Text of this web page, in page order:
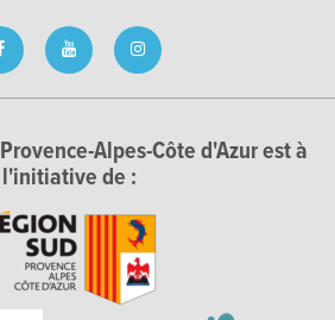
Alpes-Côte d'Azur est à
l'initiative de :